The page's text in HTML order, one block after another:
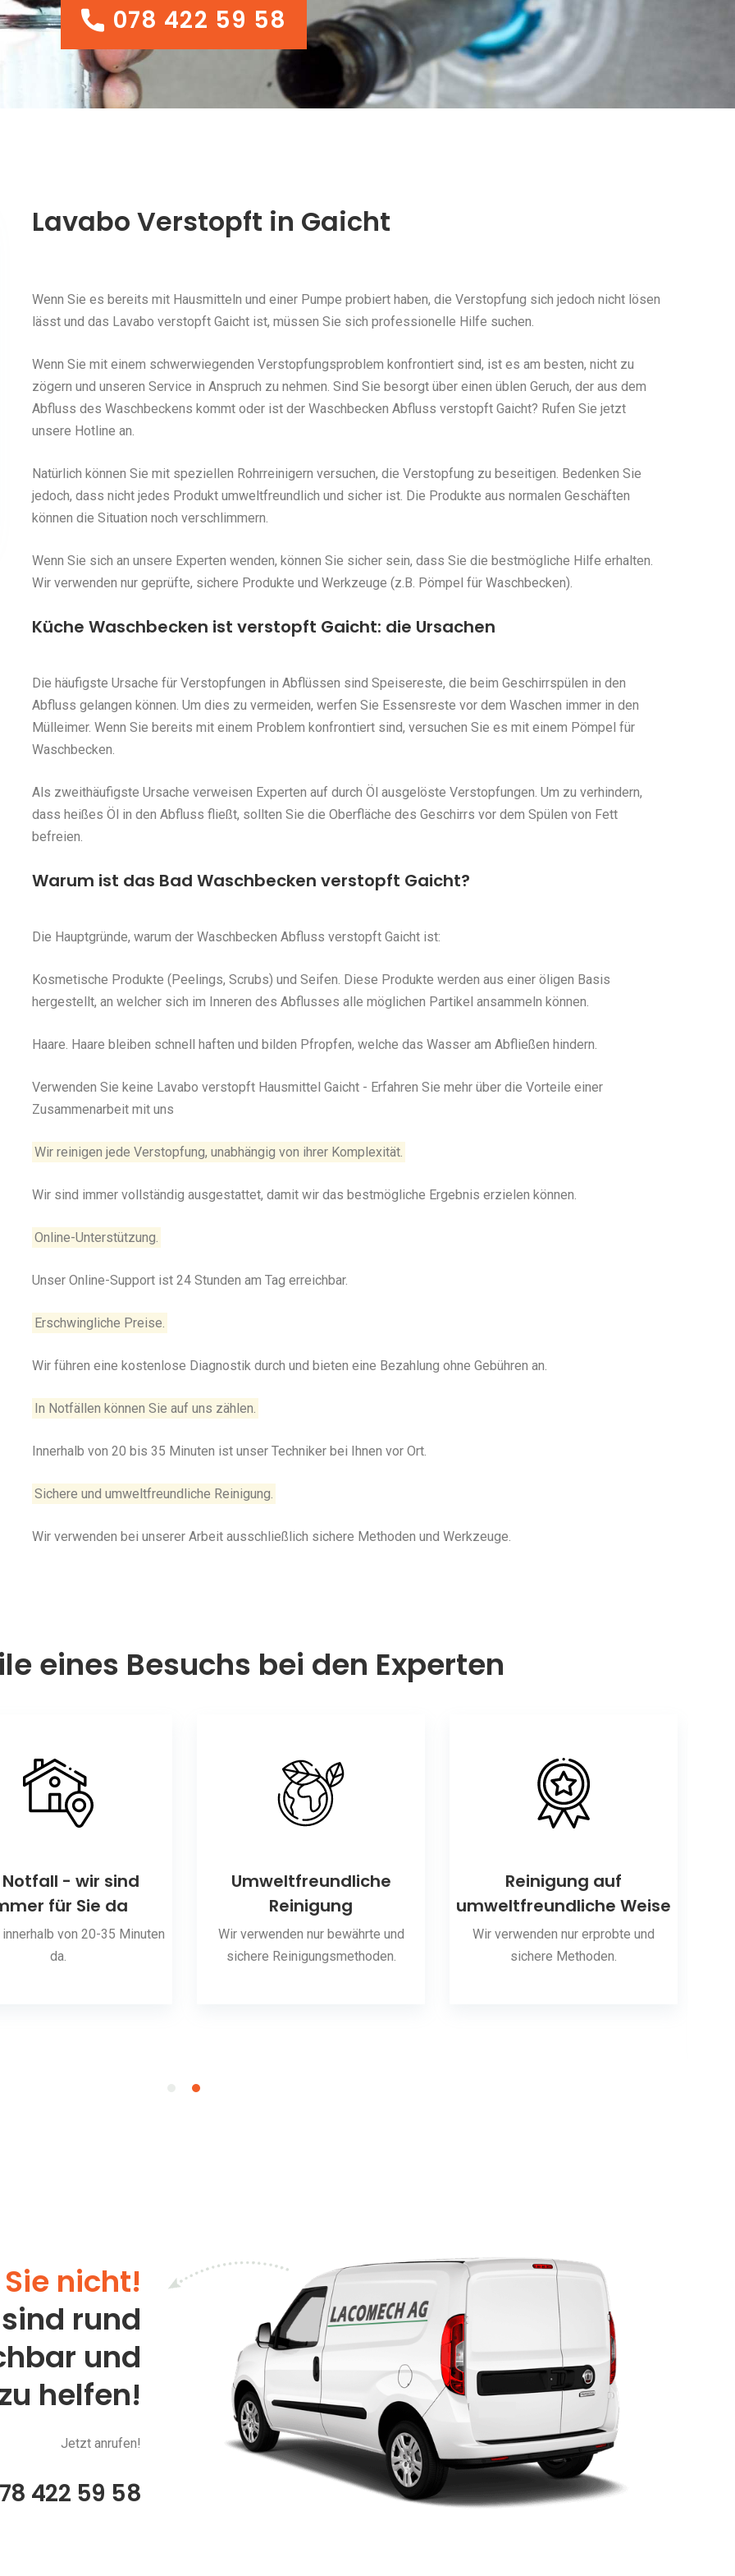
078 422 59 58
078 422 59 58
Lavabo Verstopft in Gaicht
Wenn Sie es bereits mit Hausmitteln und einer Pumpe probiert haben, die Verstopfung sich jedoch nicht lösen
lässt und das Lavabo verstopft Gaicht ist, müssen Sie sich professionelle Hilfe suchen.
Wenn Sie mit einem schwerwiegenden Verstopfungsproblem konfrontiert sind, ist es am besten, nicht zu
zögern und unseren Service in Anspruch zu nehmen. Sind Sie besorgt über einen üblen Geruch, der aus dem
Abfluss des Waschbeckens kommt oder ist der Waschbecken Abfluss verstopft Gaicht? Rufen Sie jetzt
unsere Hotline an.
Natürlich können Sie mit speziellen Rohrreinigern versuchen, die Verstopfung zu beseitigen. Bedenken Sie
jedoch, dass nicht jedes Produkt umweltfreundlich und sicher ist. Die Produkte aus normalen Geschäften
können die Situation noch verschlimmern.
Wenn Sie sich an unsere Experten wenden, können Sie sicher sein, dass Sie die bestmögliche Hilfe erhalten.
Wir verwenden nur geprüfte, sichere Produkte und Werkzeuge (z.B. Pömpel für Waschbecken).
Küche Waschbecken ist verstopft Gaicht: die Ursachen
Die häufigste Ursache für Verstopfungen in Abflüssen sind Speisereste, die beim Geschirrspülen in den
Abfluss gelangen können. Um dies zu vermeiden, werfen Sie Essensreste vor dem Waschen immer in den
Mülleimer. Wenn Sie bereits mit einem Problem konfrontiert sind, versuchen Sie es mit einem Pömpel für
Waschbecken.
Als zweithäufigste Ursache verweisen Experten auf durch Öl ausgelöste Verstopfungen. Um zu verhindern,
dass heißes Öl in den Abfluss fließt, sollten Sie die Oberfläche des Geschirrs vor dem Spülen von Fett
befreien.
Warum ist das Bad Waschbecken verstopft Gaicht?
Die Hauptgründe, warum der Waschbecken Abfluss verstopft Gaicht ist:
Kosmetische Produkte (Peelings, Scrubs) und Seifen. Diese Produkte werden aus einer öligen Basis
hergestellt, an welcher sich im Inneren des Abflusses alle möglichen Partikel ansammeln können.
Haare. Haare bleiben schnell haften und bilden Pfropfen, welche das Wasser am Abfließen hindern.
Verwenden Sie keine Lavabo verstopft Hausmittel Gaicht - Erfahren Sie mehr über die Vorteile einer
Zusammenarbeit mit uns
Wir reinigen jede Verstopfung, unabhängig von ihrer Komplexität.
Wir sind immer vollständig ausgestattet, damit wir das bestmögliche Ergebnis erzielen können.
Online-Unterstützung.
Unser Online-Support ist 24 Stunden am Tag erreichbar.
Erschwingliche Preise.
Wir führen eine kostenlose Diagnostik durch und bieten eine Bezahlung ohne Gebühren an.
In Notfällen können Sie auf uns zählen.
Innerhalb von 20 bis 35 Minuten ist unser Techniker bei Ihnen vor Ort.
Sichere und umweltfreundliche Reinigung.
Wir verwenden bei unserer Arbeit ausschließlich sichere Methoden und Werkzeuge.
eines Besuchs bei den Experten
- wir sind
für Sie da
von 20-35 Minuten
da.
Umweltfreundliche
Reinigung
Wir verwenden nur bewährte und
sichere Reinigungsmethoden.
Reinigung auf
umweltfreundliche Weise
Wir verwenden nur erprobte und
sichere Methoden.
nicht!
rund
und
helfen!
Jetzt anrufen!
422 59 58